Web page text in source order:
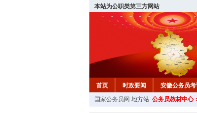
本站为公职类第三方网站
首页 时政要闻 安徽公务员
安徽公务员行测试题 在线咨询
国家公务员网 地方站: 公务员教材中心